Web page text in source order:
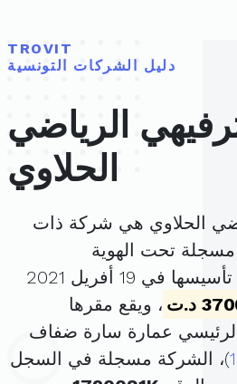
TROVIT
دليل الشركات التونسية
الرياضي
الحلاوي
الحلاوي هي شركة ذات
مسجلة تحت الهوية
. تم تأسيسها في 19 أفريل 2021
د.ت
، ويقع مقرها
عمارة سارة ضفاف
)، الشركة مسجلة في السجل